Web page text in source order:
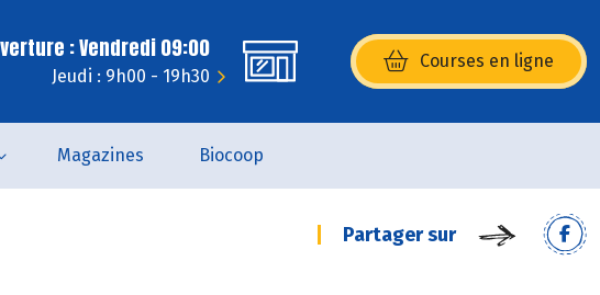
: Vendredi 09:00
Jeudi : 9h00 - 19h30
Courses en ligne
(s’ouvre dans une nouvelle
Magazines Biocoop
Partager sur